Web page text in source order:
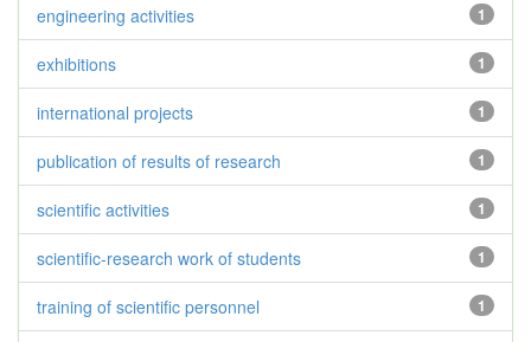
1
engineering activities
1
exhibitions
1
international projects
1
publication of results of research
1
scientific activities
1
scientific-research work of students
1
training of scientific personnel